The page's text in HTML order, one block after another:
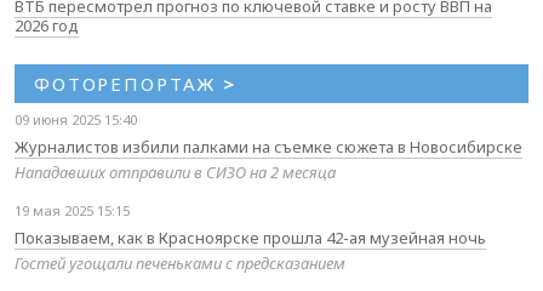
ВТБ пересмотрел прогноз по ключевой ставке и росту ВВП на
2026 год
ФОТОРЕПОРТАЖ >
09 июня 2025 15:40
Журналистов избили палками на съемке сюжета в Новосибирске
Нападавших отправили в СИЗО на 2 месяца
19 мая 2025 15:15
Показываем, как в Красноярске прошла 42-ая музейная ночь
Гостей угощали печеньками с предсказанием